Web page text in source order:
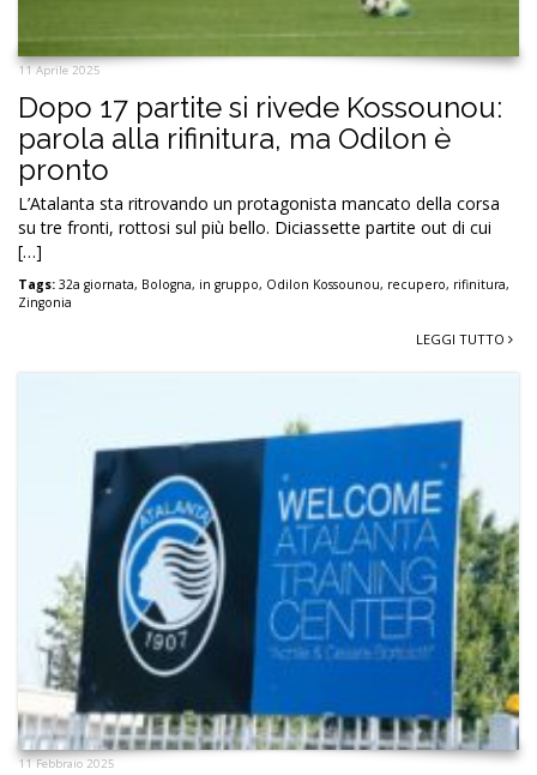
11 Aprile 2025
Dopo 17 partite si rivede Kossounou:
parola alla rifinitura, ma Odilon è
pronto
L’Atalanta sta ritrovando un protagonista mancato della corsa
su tre fronti, rottosi sul più bello. Diciassette partite out di cui
[…]
Tags: 32a giornata, Bologna, in gruppo, Odilon Kossounou, recupero, rifinitura,
Zingonia
LEGGI TUTTO
11 Febbraio 2025